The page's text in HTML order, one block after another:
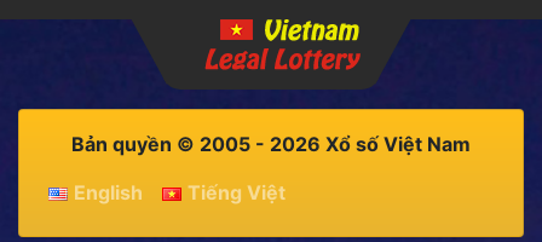
Bản quyền © 2005 - 2026 Xổ số Việt Nam
English
Tiếng Việt